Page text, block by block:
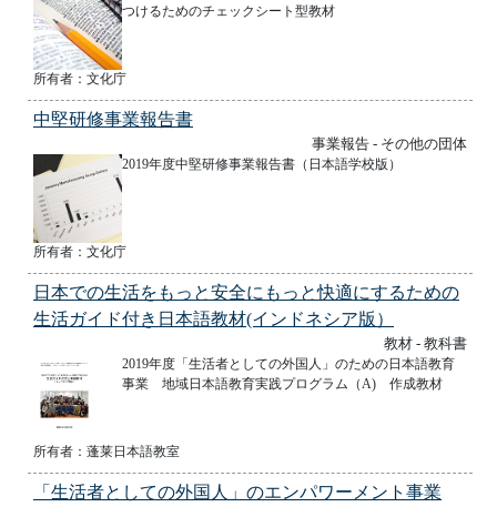
つけるためのチェックシート型教材
所有者：文化庁
中堅研修事業報告書
事業報告 - その他の団体
2019年度中堅研修事業報告書（日本語学校版）
所有者：文化庁
日本での生活をもっと安全にもっと快適にするための
生活ガイド付き日本語教材(インドネシア版）
教材 - 教科書
2019年度「生活者としての外国人」のための日本語教育
事業 地域日本語教育実践プログラム（A) 作成教材
所有者：蓬莱日本語教室
「生活者としての外国人」のエンパワーメント事業